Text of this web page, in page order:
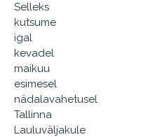
Selleks
kutsume
igal
kevadel
maikuu
esimesel
nädalavahetusel
Tallinna
Lauluväljakule